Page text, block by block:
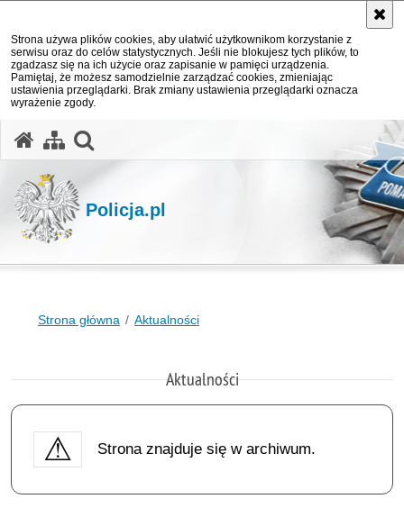
Strona używa plików cookies, aby ułatwić użytkownikom korzystanie z
serwisu oraz do celów statystycznych. Jeśli nie blokujesz tych plików, to
zgadzasz się na ich użycie oraz zapisanie w pamięci urządzenia.
Pamiętaj, że możesz samodzielnie zarządzać cookies, zmieniając
ustawienia przeglądarki. Brak zmiany ustawienia przeglądarki oznacza
wyrażenie zgody.
Policja.pl
Strona główna Aktualności
Aktualności
Strona znajduje się w archiwum.